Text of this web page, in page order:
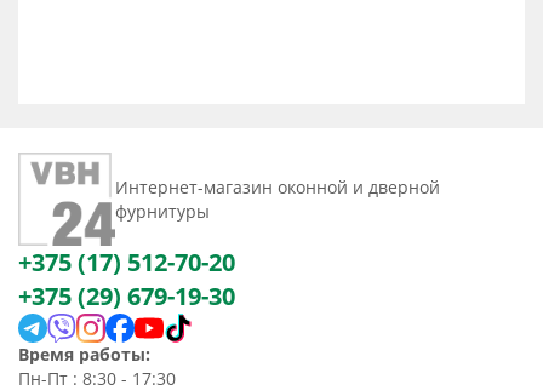
Интернет-магазин оконной и дверной
фурнитуры
+375 (17) 512-70-20
+375 (29) 679-19-30
Время работы:
Пн-Пт : 8:30 - 17:30